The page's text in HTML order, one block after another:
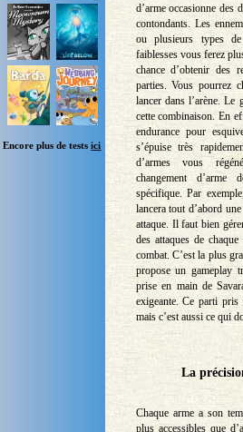
Encore plus de testsici
d’arme occasionne des
contondants. Les
ou plusieurs types
faiblesses vous ferez
chance d’obtenir des
parties. Vous pourrez
lancer dans l’arène. Le
cette combinaison. En
endurance pour
s’épuise très
d’armes vous
changement d’arme
spécifique. Par
lancera tout d’abord
attaque. Il faut bien
des attaques de
combat. C’est la plus
propose un gameplay
prise en main de
exigeante. Ce parti
mais c’est aussi ce qui
La
Chaque arme a son
plus accessibles que